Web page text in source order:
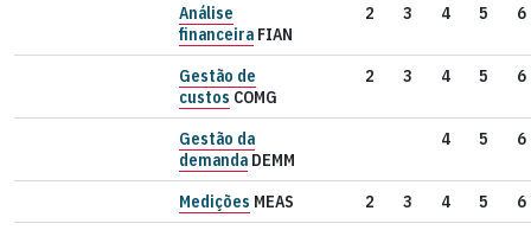
Análise
financeira FIAN
2 3 4 5 6
Gestão de
custos COMG
2 3 4 5 6
Gestão da
demanda DEMM
4 5 6
Medições MEAS 2 3 4 5
6